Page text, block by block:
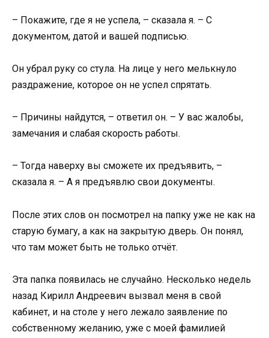
– Покажите, где я не успела, – сказала я. – С
документом, датой и вашей подписью.
Он убрал руку со стула. На лице у него мелькнуло
раздражение, которое он не успел спрятать.
– Причины найдутся, – ответил он. – У вас жалобы,
замечания и слабая скорость работы.
– Тогда наверху вы сможете их предъявить, –
сказала я. – А я предъявлю свои документы.
После этих слов он посмотрел на папку уже не как на
старую бумагу, а как на закрытую дверь. Он понял,
что там может быть не только отчёт.
Эта папка появилась не случайно. Несколько недель
назад Кирилл Андреевич вызвал меня в свой
кабинет, и на столе у него лежало заявление по
собственному желанию, уже с моей фамилией